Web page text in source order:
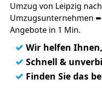
Umzug von Leipzig
Umzugsunternehmen
Angebote in 1 Min.
✓ Wir helfen
✓ Schnell &
✓ Finden Sie das